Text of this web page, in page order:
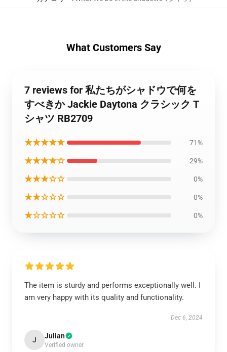
What Customers Say
7 reviews for 私たちがシャドウで何を
すべきか Jackie Daytona クラシック T
シャツ RB2709
★★★★★ 71%
★★★★☆ 29%
★★★☆☆ 0%
★★☆☆☆ 0%
★☆☆☆☆ 0%
The item is sturdy and performs exceptionally well. I
am very happy with its quality and functionality.
Dec 6, 2024
J Julian
Verified owner